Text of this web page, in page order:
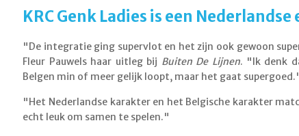
KRC Genk Ladies is een
"De integratie ging supervlot en het zijn ook gewoon
Fleur Pauwels haar uitleg bij Buiten De Lijnen. "Ik denk
Belgen min of meer gelijk loopt, maar het gaat
"Het Nederlandse karakter en het Belgische karakter
echt leuk om samen te spelen."